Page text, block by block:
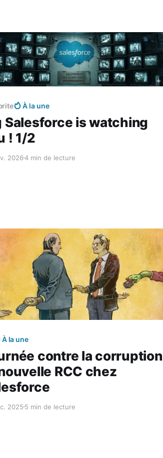
À la une
Salesforce is watching
! 1/2
20264 min de lecture
À la une
contre la corruption
RCC chez
20255 min de lecture